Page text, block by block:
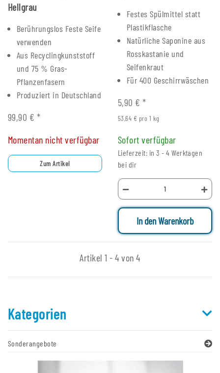
Hellgrau
Berührungslos Feste Seife
verwenden
Aus Recyclingkunststoff
und 75 % Gras-
Pflanzenfasern
Produziert in Deutschland
99,90 € *
Momentan nicht verfügbar
Zum Artikel
Festes Spülmittel statt
Plastikflasche
Natürliche Saponine aus
Rosskastanie und
Seifenkraut
Für 400 Geschirrwäschen
5,90 €*
53,64 € pro 1 kg
Sofort verfügbar
Lieferzeit: in 3 - 4 Werktagen
bei dir
In den Warenkorb
Artikel 1 - 4 von 4
Kategorien
Sonderangebote